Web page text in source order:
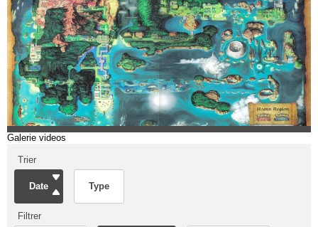
Galerie videos
Trier
Date Type
Filtrer